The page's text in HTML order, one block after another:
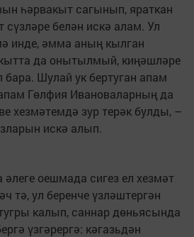
һәрвакыт сагынып, яраткан
белән искә алам. Ул
инде, әмма аның кылган
да онытылмый, киңәшләре
Шулай ук бертуган апам
Гөлфия Ивановаларның да
хезмәтемдә зур терәк булды, –
искә алып.
оешмада сигез ел хезмәт
тә, ул беренче үзләштергән
калып, саннар дөньясында
үзгәрергә: кәгазьдән